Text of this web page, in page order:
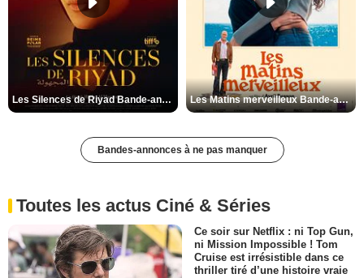
Les Silences de Riyad Bande-annonce VO STFR Les Matins merveilleux Bande-annonce VF
Bandes-annonces à ne pas manquer
Toutes les actus Ciné & Séries
Ce soir sur Netflix : ni Top Gun,
ni Mission Impossible ! Tom
Cruise est irrésistible dans ce
thriller tiré d’une histoire vraie